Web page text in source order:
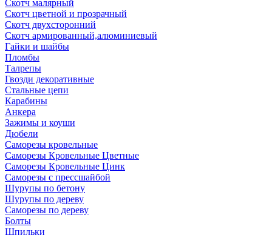
Скотч малярный
Скотч цветной и прозрачный
Скотч двухсторонний
Скотч армированный,алюминиевый
Гайки и шайбы
Пломбы
Талрепы
Гвозди декоративные
Стальные цепи
Карабины
Анкера
Зажимы и коуши
Дюбели
Саморезы кровельные
Саморезы Кровельные Цветные
Саморезы Кровельные Цинк
Саморезы с прессшайбой
Шурупы по бетону
Шурупы по дереву
Саморезы по дереву
Болты
Шпильки